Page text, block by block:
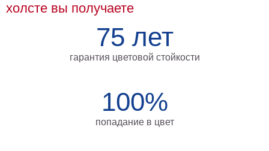
на
холсте вы получаете
75 лет
гарантия цветовой стойкости
100%
попадание в цвет